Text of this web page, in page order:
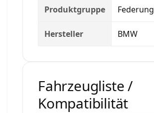
Produktgruppe Federung
Hersteller BMW
Fahrzeugliste /
Kompatibilität